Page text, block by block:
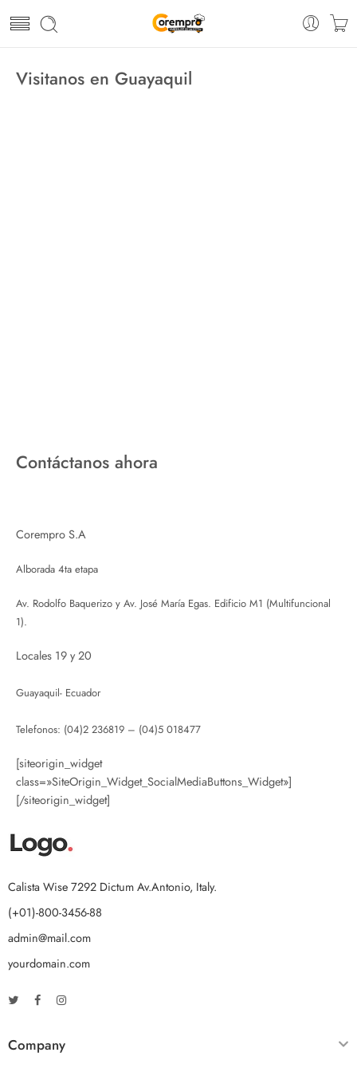
Visitanos en Guayaquil
Contáctanos ahora
Corempro S.A
Alborada 4ta etapa
Av. Rodolfo Baquerizo y Av. José María Egas. Edificio M1 (Multifuncional
1).
Locales 19 y 20
Guayaquil- Ecuador
Telefonos: (04)2 236819 – (04)5 018477
[siteorigin_widget
class=»SiteOrigin_Widget_SocialMediaButtons_Widget»]
[/siteorigin_widget]
Calista Wise 7292 Dictum Av.Antonio, Italy.
(+01)-800-3456-88
admin@mail.com
yourdomain.com
Company